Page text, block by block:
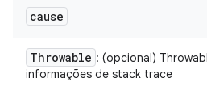
cause
Throwable : (opcional)
informações de stack trace